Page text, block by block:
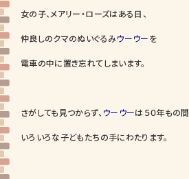
女の子、メアリー・ローズはある日、
仲良しのクマのぬいぐるみウーウーを
電車の中に置き忘れてしまいます。
さがしても見つからず、 ウーウーは５０年もの間
いろいろな子どもたちの手にわたります。